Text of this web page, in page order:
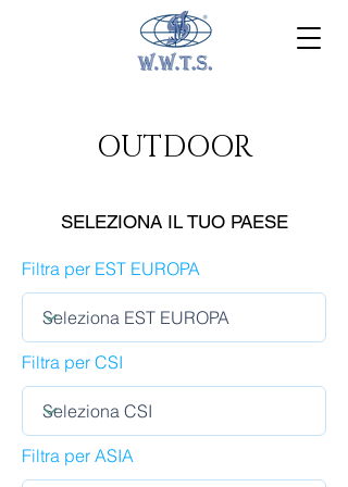
OUTDOOR
SELEZIONA IL TUO PAESE
Filtra per EST EUROPA
Filtra per CSI
Filtra per ASIA